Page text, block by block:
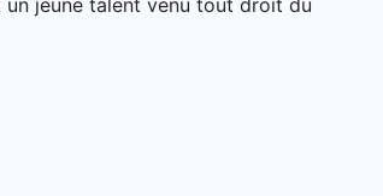
un jeune talent venu tout droit du